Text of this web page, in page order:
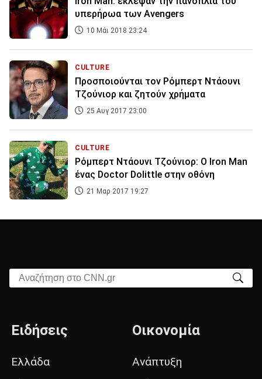
υπερήρωα των Avengers
10 Μάι 2018 23:24
CULTURE
Προσποιούνται τον Ρόμπερτ Ντάουνι
Τζούνιορ και ζητούν χρήματα
25 Αυγ 2017 23:00
CULTURE
Ρόμπερτ Ντάουνι Τζούνιορ: Ο Iron Man
ένας Doctor Dolittle στην οθόνη
21 Μαρ 2017 19:27
Αναζήτηση στο CNN.gr
Ειδήσεις
Ελλάδα
Οικονομία
Ανάπτυξη